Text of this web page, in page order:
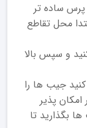
پرس ساده تر
محل تقاطع
و سپس بالا
جیب ها را
امکان پذیر
بگذارید تا